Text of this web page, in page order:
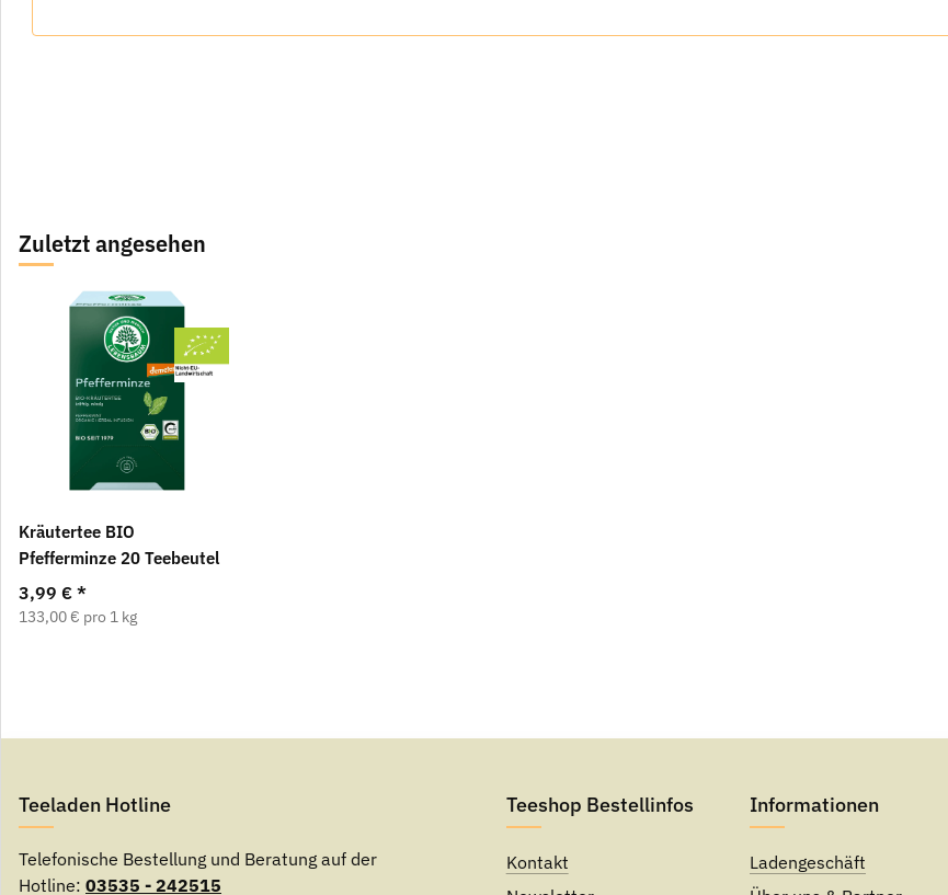
Zuletzt angesehen
Kräutertee BIO
Pfefferminze 20 Teebeutel
3,99 € *
133,00 € pro 1 kg
Teeladen Hotline
Telefonische Bestellung und Beratung auf der
Hotline: 03535 - 242515
Teeshop Bestellinfos
Kontakt
Informationen
Ladengeschäft